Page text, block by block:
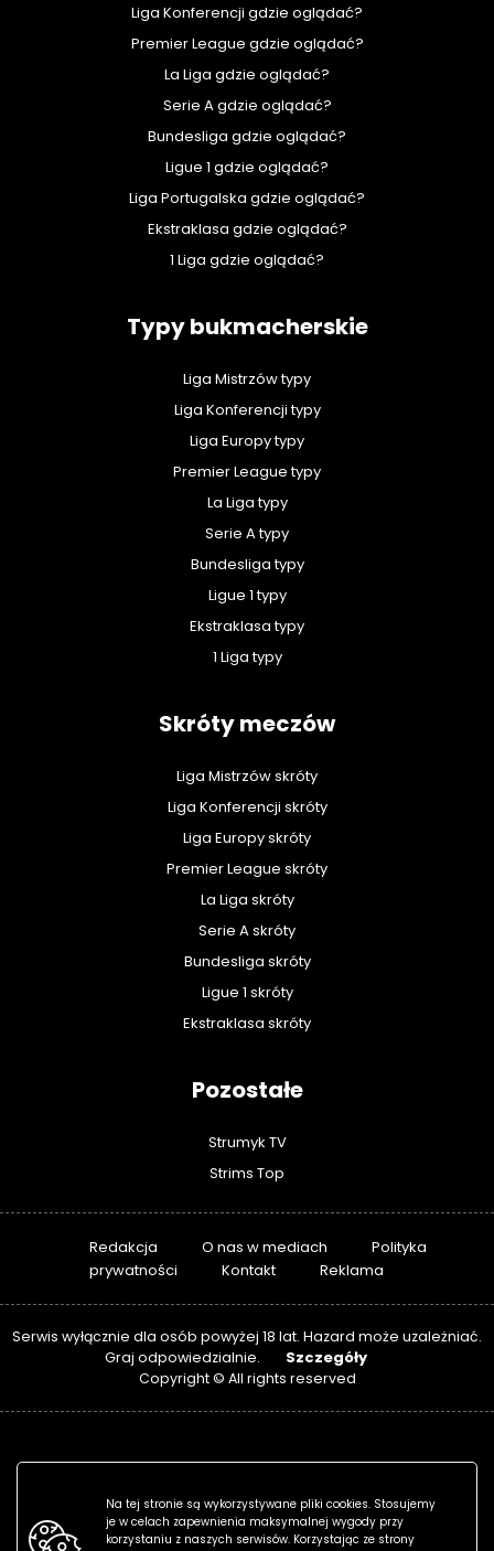
Liga Konferencji gdzie oglądać?
Premier League gdzie oglądać?
La Liga gdzie oglądać?
Serie A gdzie oglądać?
Bundesliga gdzie oglądać?
Ligue 1 gdzie oglądać?
Liga Portugalska gdzie oglądać?
Ekstraklasa gdzie oglądać?
1 Liga gdzie oglądać?
Typy bukmacherskie
Liga Mistrzów typy
Liga Konferencji typy
Liga Europy typy
Premier League typy
La Liga typy
Serie A typy
Bundesliga typy
Ligue 1 typy
Ekstraklasa typy
1 Liga typy
Skróty meczów
Liga Mistrzów skróty
Liga Konferencji skróty
Liga Europy skróty
Premier League skróty
La Liga skróty
Serie A skróty
Bundesliga skróty
Ligue 1 skróty
Ekstraklasa skróty
Pozostałe
Strumyk TV
Strims Top
Redakcja O nas w mediach
Polityka
prywatności
Kontakt Reklama
Serwis wyłącznie dla osób powyżej 18 lat. Hazard może uzależniać.
Graj odpowiedzialnie.
Szczegóły
Copyright © All rights reserved
Na tej stronie są wykorzystywane pliki cookies. Stosujemy
je w celach zapewnienia maksymalnej wygody przy
korzystaniu z naszych serwisów. Korzystając ze strony